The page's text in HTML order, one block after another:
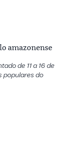
amazonense
de 11 a 16 de
populares do